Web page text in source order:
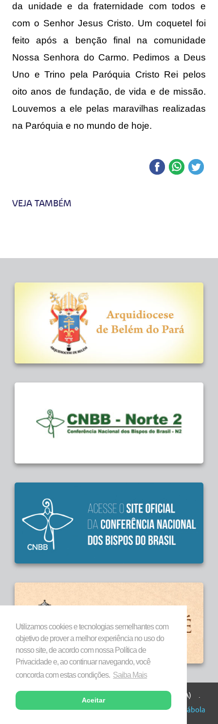
Utilizamos cookies e tecnologias semelhantes com
objetivo de prover a melhor experiência no uso do
nosso site, de acordo com nossa Política de
Privacidade e, ao continuar navegando, você
concorda com estas condições. Saiba Mais
Aceitar
da unidade e da fraternidade com todos e
com o Senhor Jesus Cristo. Um coquetel foi
feito após a benção final na comunidade
Nossa Senhora do Carmo. Pedimos a Deus
Uno e Trino pela Paróquia Cristo Rei pelos
oito anos de fundação, de vida e de missão.
Louvemos a ele pelas maravilhas realizadas
na Paróquia e no mundo de hoje.
VEJA TAMBÉM
Todos os direitos reservados a Diocese de Marabá (PA) .
Copyright © 2026 . Desenvolvido porAgência Parábola